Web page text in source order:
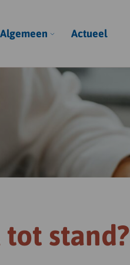
Algemeen Actueel
tot stand?